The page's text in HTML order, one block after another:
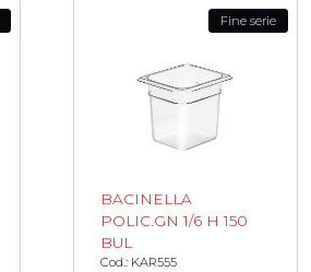
Fine serie
BACINELLA
POLIC.GN 1/6 H 150
BUL
Cod.: KAR555